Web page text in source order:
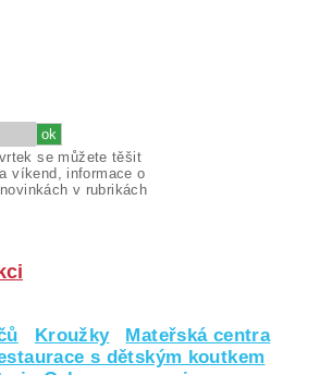
se můžete těšit
víkend, informace o
v rubrikách
Kroužky
Mateřská centra
s dětským koutkem